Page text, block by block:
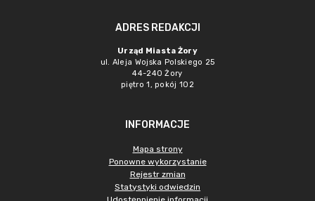
ADRES REDAKCJI
Urząd Miasta Żory
ul. Aleja Wojska Polskiego 25
44-240 Żory
piętro 1, pokój 102
INFORMACJE
Mapa strony
Ponowne wykorzystanie
Rejestr zmian
Statystyki odwiedzin